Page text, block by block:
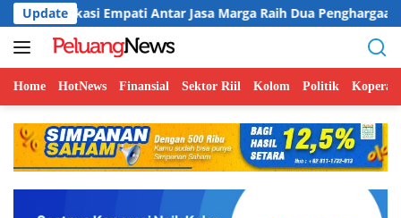
Langsung
ke
konten
Update
Empati Antar Jasa Marga Raih Dua Penghargaan
Home HotNews Finansial Sektor Riil Kolom Politik Koperasi